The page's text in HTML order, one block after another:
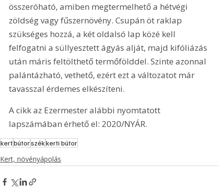
összeróható, amiben megtermelhető a hétvégi
zöldség vagy fűszernövény. Csupán öt raklap
szükséges hozzá, a két oldalsó lap közé kell
felfogatni a süllyesztett ágyás alját, majd kifóliázás
után máris feltölthető termőfölddel. Szinte azonnal
palántázható, vethető, ezért ezt a változatot már
tavasszal érdemes elkészíteni.
A cikk az Ezermester alábbi nyomtatott
lapszámában érhető el: 2020/NYÁR.
kertbútorszékkerti bútor
Kert, növényápolás